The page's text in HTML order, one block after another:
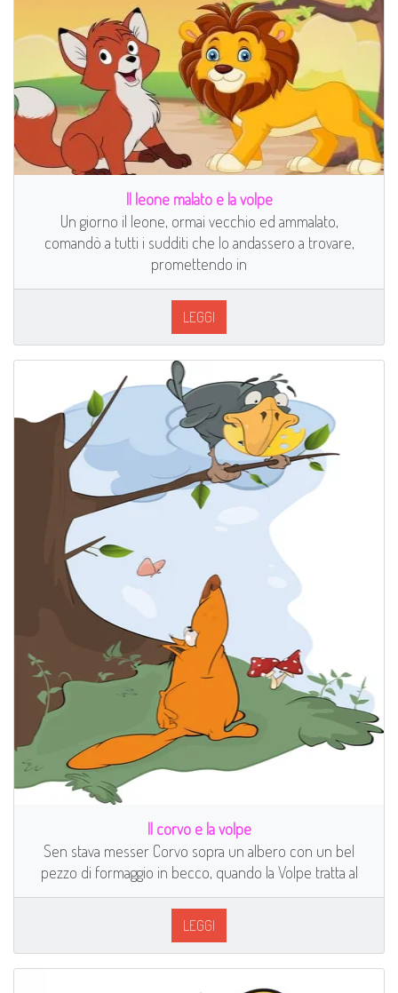
Il leone malato e la volpe
Un giorno il leone, ormai vecchio ed ammalato,
comandò a tutti i sudditi che lo andassero a trovare,
promettendo in
LEGGI
Il corvo e la volpe
Sen stava messer Corvo sopra un albero con un bel
pezzo di formaggio in becco, quando la Volpe tratta al
LEGGI